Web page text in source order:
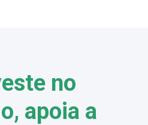
no
apoia a